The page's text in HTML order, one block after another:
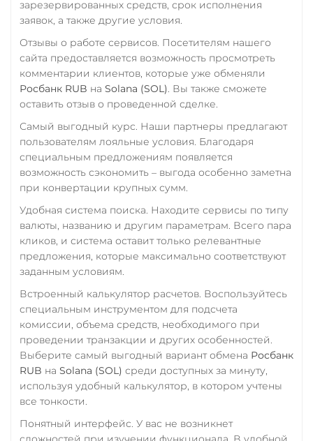
зарезервированных средств, срок исполнения
заявок, а также другие условия.
Отзывы о работе сервисов. Посетителям нашего
сайта предоставляется возможность просмотреть
комментарии клиентов, которые уже обменяли
Росбанк RUB на Solana (SOL). Вы также сможете
оставить отзыв о проведенной сделке.
Самый выгодный курс. Наши партнеры предлагают
пользователям лояльные условия. Благодаря
специальным предложениям появляется
возможность сэкономить – выгода особенно заметна
при конвертации крупных сумм.
Удобная система поиска. Находите сервисы по типу
валюты, названию и другим параметрам. Всего пара
кликов, и система оставит только релевантные
предложения, которые максимально соответствуют
заданным условиям.
Встроенный калькулятор расчетов. Воспользуйтесь
специальным инструментом для подсчета
комиссии, объема средств, необходимого при
проведении транзакции и других особенностей.
Выберите самый выгодный вариант обмена Росбанк
RUB на Solana (SOL) среди доступных за минуту,
используя удобный калькулятор, в котором учтены
все тонкости.
Понятный интерфейс. У вас не возникнет